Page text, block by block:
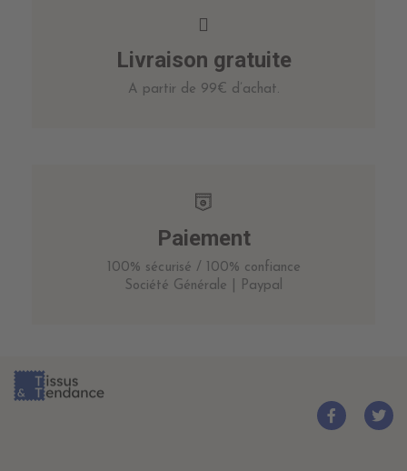
Livraison gratuite
A partir de 99€ d’achat.
Paiement
100% sécurisé / 100% confiance
Société Générale | Paypal